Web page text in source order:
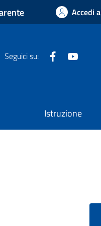
Accedi
Seguici su: Facebook
Istruzione